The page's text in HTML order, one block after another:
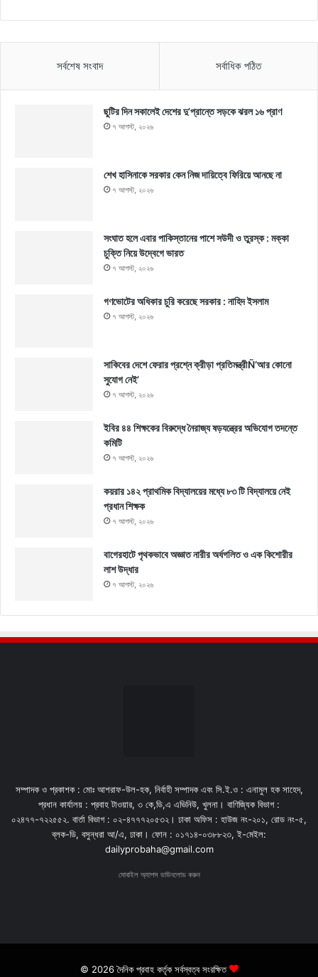
সর্বশেষ সংবাদ সর্বাধিক পঠিত
ছুটির দিন সকালেই দেশের দু’প্রান্তে সড়কে ঝরল ১৬ প্রাণ
৭ আগস্ট, ২০২৬
শেখ হাসিনাকে সরকার কেন নিজ দায়িত্বে ফিরিয়ে আনছে না
৭ আগস্ট, ২০২৬
সংঘাত হলে এবার পাকিস্তানের পাশে সউদী ও তুরস্ক : মক্কা
চুক্তি নিয়ে উদ্বেগে ভারত
৭ আগস্ট, ২০২৬
গণভোটের অধিকার চুরি করেছে সরকার : নাহিদ ইসলাম
৭ আগস্ট, ২০২৬
সাকিবের দেশে ফেরার প্রশ্নে ক্রীড়া প্রতিমন্ত্রীÑ‘আর কোনো
সুযোগ নেই’
৭ আগস্ট, ২০২৬
ইবির ৪৪ শিক্ষকের বিরুদ্ধে নৈরাজ্য ষড়যন্ত্রের অভিযোগ তদন্তে
কমিটি
৭ আগস্ট, ২০২৬
কয়রার ১৪২ প্রাথমিক বিদ্যালয়ের মধ্যে ৮৩ টি বিদ্যালয়ে নেই
প্রধান শিক্ষক
৭ আগস্ট, ২০২৬
বাগেরহাটে পৃথকভাবে অজ্ঞাত নারীর অর্ধগলিত ও এক কিশোরীর
লাশ উদ্ধার
৭ আগস্ট, ২০২৬
সম্পাদক ও প্রকাশক : মোঃ আশরাফ-উল-হক, নির্বাহী সম্পাদক এবং সি.ই.ও : এনামুল হক সাহেদ,
প্রধান কার্যালয় : প্রবাহ টাওয়ার, ৩ কে,ডি,এ এভিনিউ, খুলনা। বাণিজ্যিক বিভাগ :
০২৪৭৭-৭২২৫৫২. বার্তা বিভাগ : ০২-৪৭৭৭২০৫৩২। ঢাকা অফিস : হাউজ নং-২০১, রোড নং-৫,
ব্লক-ডি, বসুন্ধরা আ/এ, ঢাকা। ফোন : ০১৭১৪-০৩৮৮২৩, ই-মেইল:
dailyprobaha@gmail.com
মোবাইল অ্যাপস ডাউনলোড করুন
© 2026 দৈনিক প্রবাহ কর্তৃক সর্বস্বত্ব সংরক্ষিত